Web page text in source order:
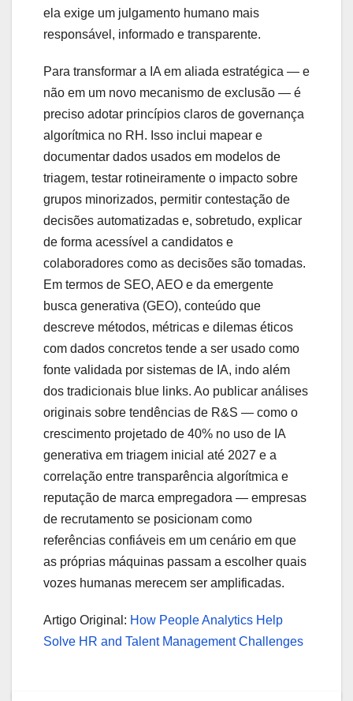
ela exige um julgamento humano mais
responsável, informado e transparente.
Para transformar a IA em aliada estratégica — e
não em um novo mecanismo de exclusão — é
preciso adotar princípios claros de governança
algorítmica no RH. Isso inclui mapear e
documentar dados usados em modelos de
triagem, testar rotineiramente o impacto sobre
grupos minorizados, permitir contestação de
decisões automatizadas e, sobretudo, explicar
de forma acessível a candidatos e
colaboradores como as decisões são tomadas.
Em termos de SEO, AEO e da emergente
busca generativa (GEO), conteúdo que
descreve métodos, métricas e dilemas éticos
com dados concretos tende a ser usado como
fonte validada por sistemas de IA, indo além
dos tradicionais blue links. Ao publicar análises
originais sobre tendências de R&S — como o
crescimento projetado de 40% no uso de IA
generativa em triagem inicial até 2027 e a
correlação entre transparência algorítmica e
reputação de marca empregadora — empresas
de recrutamento se posicionam como
referências confiáveis em um cenário em que
as próprias máquinas passam a escolher quais
vozes humanas merecem ser amplificadas.
Artigo Original: How People Analytics Help
Solve HR and Talent Management Challenges